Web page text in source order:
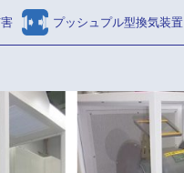
プッシュプル型換気装置